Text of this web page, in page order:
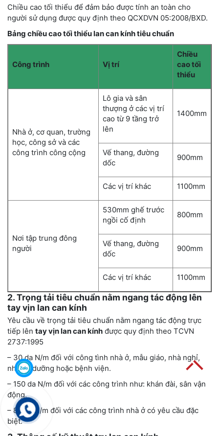
Chiều cao tối thiểu để đảm bảo được tính an toàn cho
người sử dụng được quy định theo QCXDVN 05:2008/BXD.
Bảng chiều cao tối thiểu lan can kính tiêu chuẩn
Công trình Vị trí
Chiều
cao tối
thiểu
Nhà ở, cơ quan, trường
học, công sở và các
công trình công cộng
Lô gia và sân
thượng ở các vị trí
cao từ 9 tầng trở
lên
1400mm
Vế thang, đường
dốc
900mm
Các vị trí khác 1100mm
Nơi tập trung đông
người
530mm ghế trước
ngồi cố định
800mm
Vế thang, đường
dốc
900mm
Các vị trí khác 1100mm
2. Trọng tải tiêu chuẩn nằm ngang tác động lên
tay vịn lan can kính
Yêu cầu về trọng tải tiêu chuẩn nằm ngang tác động trực
tiếp lên tay vịn lan can kính được quy định theo TCVN
2737:1995
– 30 da N/m đối với công tình nhà ở, mẫu giáo, nhà nghỉ,
nhà an dưỡng hoặc bệnh viện.
– 150 da N/m đối với các công trình như: khán đài, sân vận
động.
– 80 da N/m đối với các công trình nhà ở có yêu cầu đặc
biệt.